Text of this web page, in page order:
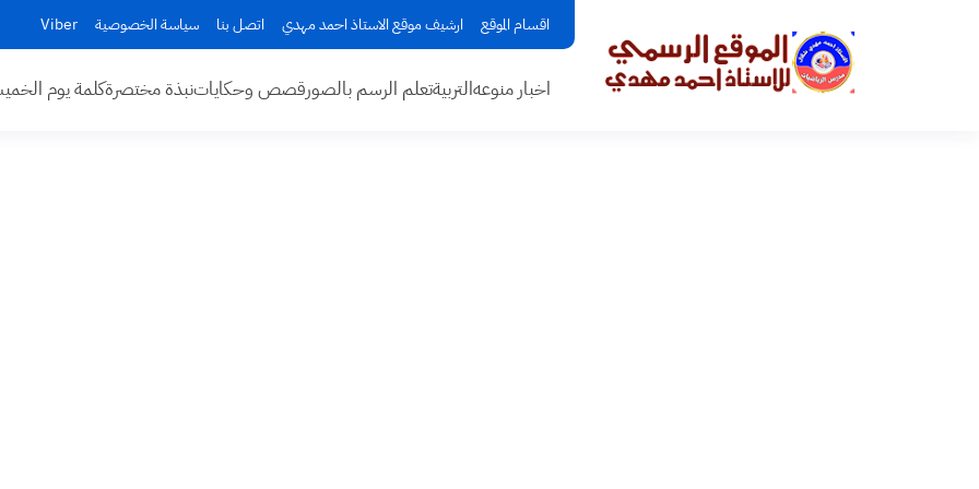
اقسام الموقع ارشيف موقع الاستاذ احمد مهدي اتصل بنا سياسة الخصوصية Viber
اخبار منوعهالتربيةتعلم الرسم بالصورقصص وحكاياتنبذة مختصرةكلمة يوم